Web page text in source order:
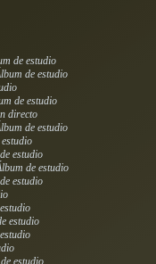
de estudio
de estudio
de estudio
directo
de estudio
estudio
de estudio
estudio
estudio
estudio